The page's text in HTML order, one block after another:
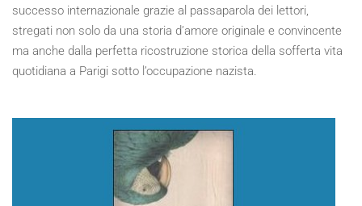
successo internazionale grazie al passaparola dei lettori,
stregati non solo da una storia d’amore originale e convincente
ma anche dalla perfetta ricostruzione storica della sofferta vita
quotidiana a Parigi sotto l’occupazione nazista.